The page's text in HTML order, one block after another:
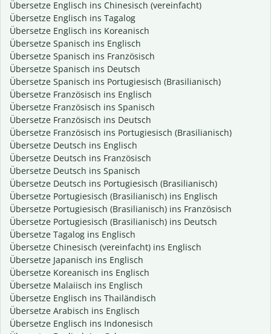
Übersetze Englisch ins Chinesisch (vereinfacht)
Übersetze Englisch ins Tagalog
Übersetze Englisch ins Koreanisch
Übersetze Spanisch ins Englisch
Übersetze Spanisch ins Französisch
Übersetze Spanisch ins Deutsch
Übersetze Spanisch ins Portugiesisch (Brasilianisch)
Übersetze Französisch ins Englisch
Übersetze Französisch ins Spanisch
Übersetze Französisch ins Deutsch
Übersetze Französisch ins Portugiesisch (Brasilianisch)
Übersetze Deutsch ins Englisch
Übersetze Deutsch ins Französisch
Übersetze Deutsch ins Spanisch
Übersetze Deutsch ins Portugiesisch (Brasilianisch)
Übersetze Portugiesisch (Brasilianisch) ins Englisch
Übersetze Portugiesisch (Brasilianisch) ins Französisch
Übersetze Portugiesisch (Brasilianisch) ins Deutsch
Übersetze Tagalog ins Englisch
Übersetze Chinesisch (vereinfacht) ins Englisch
Übersetze Japanisch ins Englisch
Übersetze Koreanisch ins Englisch
Übersetze Malaiisch ins Englisch
Übersetze Englisch ins Thailändisch
Übersetze Arabisch ins Englisch
Übersetze Englisch ins Indonesisch